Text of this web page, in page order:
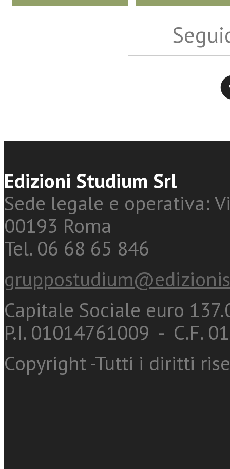
Edizioni Studium Srl
Sede legale e operativa:
00193 Roma
Tel. 06 68 65 846
Capitale Sociale euro
P.I. 01014761009 - C.F.
Copyright -Tutti i diritti